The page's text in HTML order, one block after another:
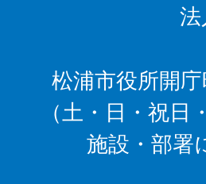
松浦市役所開
（土・日・祝
施設・部署